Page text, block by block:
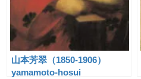
山本芳翠（1850-1906）
yamamoto-hosui